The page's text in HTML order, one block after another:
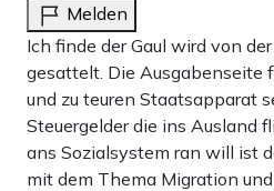
Melden
Ich finde der Gaul wird von
gesattelt. Die Ausgabenseite
und zu teuren Staatsapparat
Steuergelder die ins Ausland
ans Sozialsystem ran will ist
mit dem Thema Migration